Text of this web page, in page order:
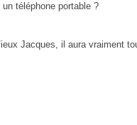
un téléphone portable ?
Jacques, il aura vraiment